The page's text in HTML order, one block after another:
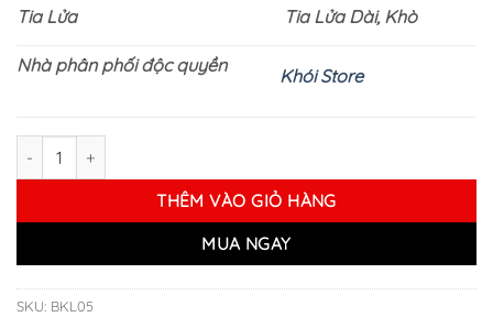
Tia Lửa Tia Lửa Dài, Khò
Nhà phân phối độc quyền Khói Store
Bật lửa khò Baiyou-BKL05 số lượng
THÊM VÀO GIỎ HÀNG
MUA NGAY
SKU: BKL05